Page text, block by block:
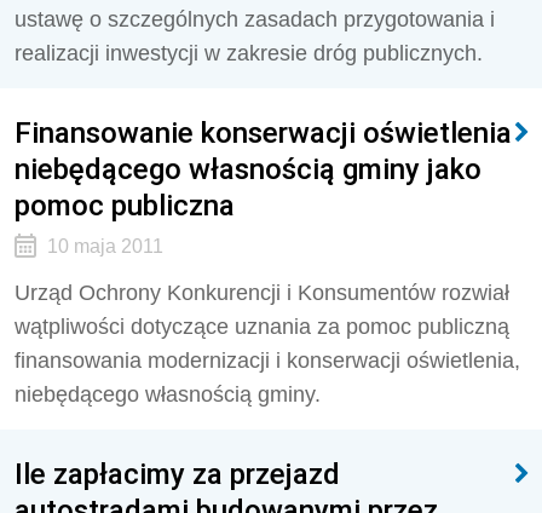
ustawę o szczególnych zasadach przygotowania i
realizacji inwestycji w zakresie dróg publicznych.
Finansowanie konserwacji oświetlenia
niebędącego własnością gminy jako
pomoc publiczna
10 maja 2011
Urząd Ochrony Konkurencji i Konsumentów rozwiał
wątpliwości dotyczące uznania za pomoc publiczną
finansowania modernizacji i konserwacji oświetlenia,
niebędącego własnością gminy.
Ile zapłacimy za przejazd